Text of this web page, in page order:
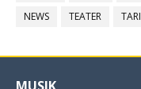
NEWS
TEATER TARI